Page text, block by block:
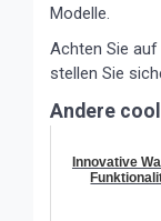
Modelle.
Achten Sie
stellen Sie
Andere
Innovative